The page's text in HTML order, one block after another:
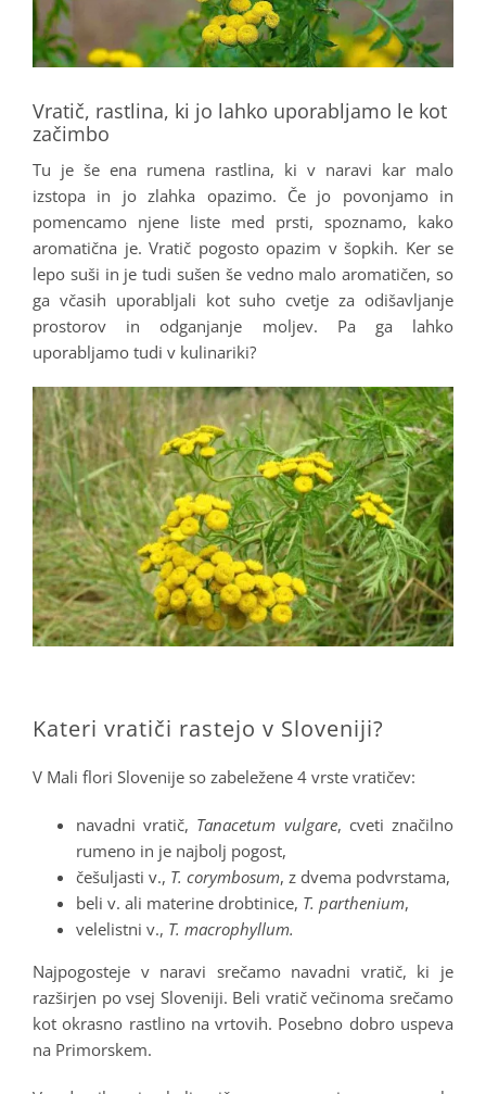
Vratič, rastlina, ki jo lahko uporabljamo le kot
začimbo
Tu je še ena rumena rastlina, ki v naravi kar malo
izstopa in jo zlahka opazimo. Če jo povonjamo in
pomencamo njene liste med prsti, spoznamo, kako
aromatična je. Vratič pogosto opazim v šopkih. Ker se
lepo suši in je tudi sušen še vedno malo aromatičen, so
ga včasih uporabljali kot suho cvetje za odišavljanje
prostorov in odganjanje moljev. Pa ga lahko
uporabljamo tudi v kulinariki?
Kateri vratiči rastejo v Sloveniji?
V Mali flori Slovenije so zabeležene 4 vrste vratičev:
navadni vratič, Tanacetum vulgare, cveti značilno
rumeno in je najbolj pogost,
češuljasti v., T. corymbosum, z dvema podvrstama,
beli v. ali materine drobtinice, T. parthenium,
velelistni v., T. macrophyllum.
Najpogosteje v naravi srečamo navadni vratič, ki je
razširjen po vsej Sloveniji. Beli vratič večinoma srečamo
kot okrasno rastlino na vrtovih. Posebno dobro uspeva
na Primorskem.